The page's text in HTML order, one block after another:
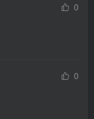
0
0